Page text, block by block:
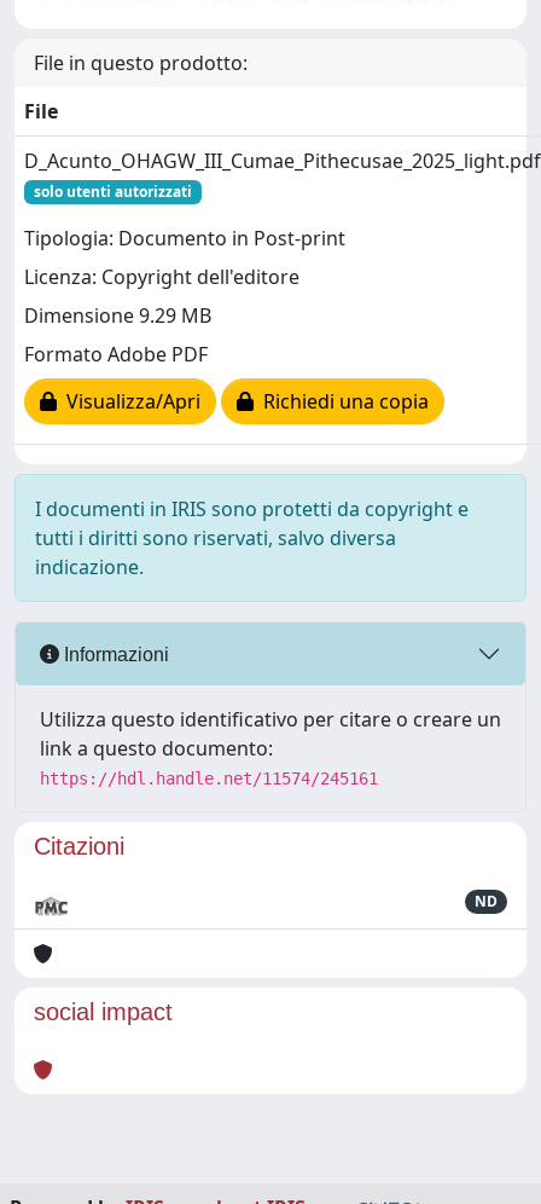
File in questo prodotto:
File
D_Acunto_OHAGW_III_Cumae_Pithecusae_2025_light.pdf
solo utenti autorizzati
Tipologia: Documento in Post-print
Licenza: Copyright dell'editore
Dimensione 9.29 MB
Formato Adobe PDF
Visualizza/Apri
Richiedi una copia
I documenti in IRIS sono protetti da copyright e
tutti i diritti sono riservati, salvo diversa
indicazione.
Informazioni
Utilizza questo identificativo per citare o creare un
link a questo documento:
https://hdl.handle.net/11574/245161
Citazioni
ND
social impact